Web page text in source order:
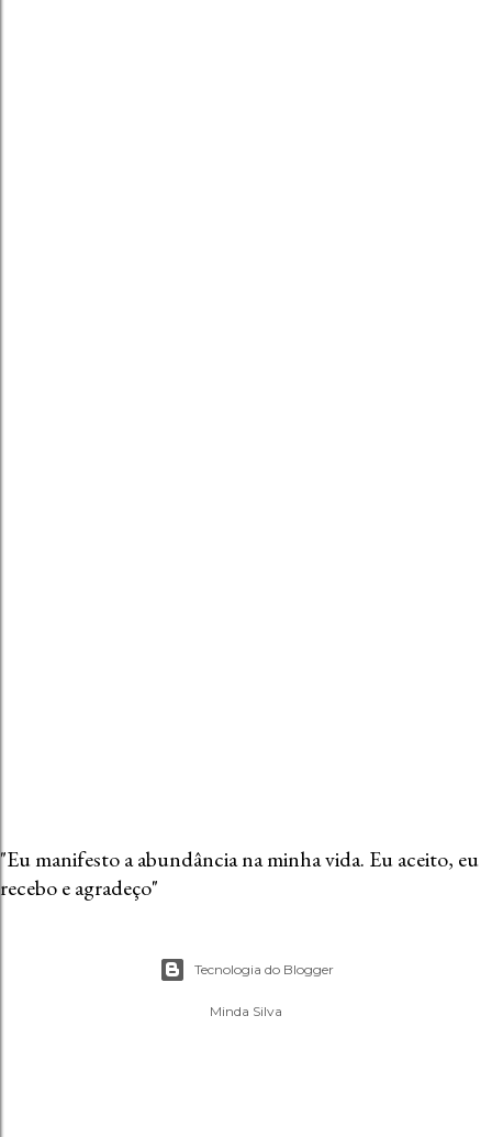
"Eu manifesto a abundância na minha vida. Eu aceito, eu
recebo e agradeço"
Tecnologia do Blogger
Minda Silva